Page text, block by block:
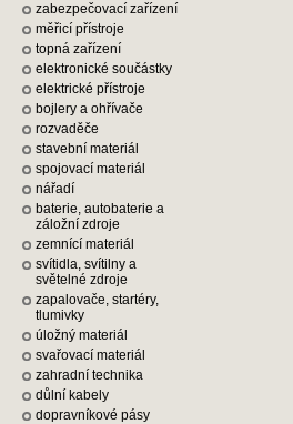
zabezpečovací zařízení
měřicí přístroje
topná zařízení
elektronické součástky
elektrické přístroje
bojlery a ohřívače
rozvaděče
stavební materiál
spojovací materiál
nářadí
baterie, autobaterie a
záložní zdroje
zemnící materiál
svítidla, svítilny a
světelné zdroje
zapalovače, startéry,
tlumivky
úložný materiál
svařovací materiál
zahradní technika
důlní kabely
dopravníkové pásy